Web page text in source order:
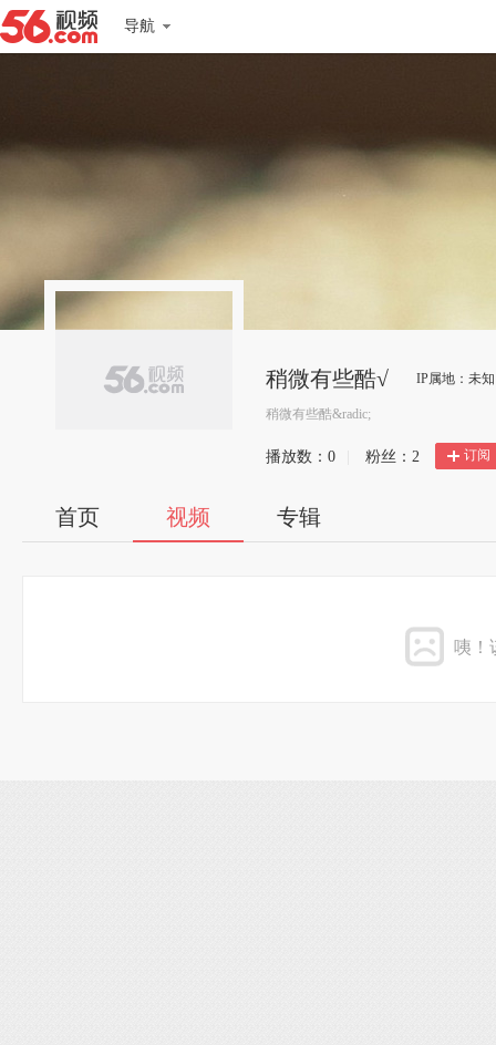
导航
稍微有些酷√ IP属地：未知
稍微有些酷&radic;
播放数： 0 粉丝： 2 订阅
首页 视频 专辑
咦！